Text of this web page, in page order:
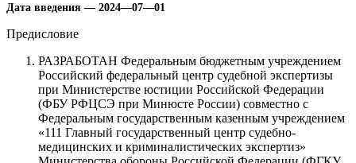
Дата введения — 2024—07—01
Предисловие
РАЗРАБОТАН Федеральным бюджетным учреждением
Российский федеральный центр судеб­ной экспертизы
при Министерстве юстиции Российской Федерации
(ФБУ РФЦСЭ при Минюсте России) совместно с
Федеральным государственным казенным учреждением
«111 Главный государственный центр судебно-
медицинских и криминалистических экспертиз»